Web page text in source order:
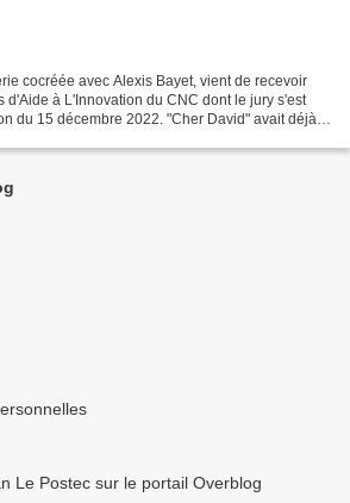
cocréée avec Alexis Bayet, vient de recevoir
d'Aide à L'Innovation du CNC dont le jury s'est
du 15 décembre 2022. "Cher David" avait déjà
Le Postec sur le portail Overblog